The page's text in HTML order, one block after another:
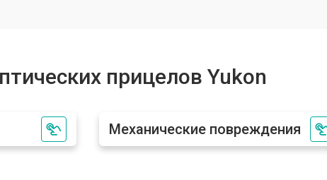
прицела Yukon от 90 мин
прицелов Yukon
Механические повреждения